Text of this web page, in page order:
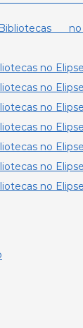
no
no
no
no
no
no
no